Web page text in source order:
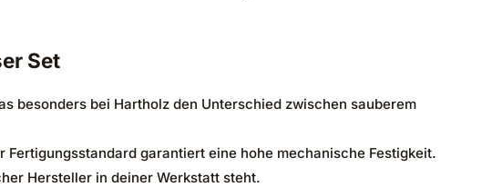
Set
besonders bei Hartholz den Unterschied zwischen sauberem
garantiert eine hohe mechanische Festigkeit.
Hersteller in deiner Werkstatt steht.